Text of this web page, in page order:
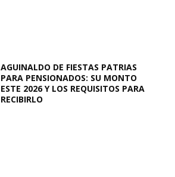
AGUINALDO DE FIESTAS PATRIAS
PARA PENSIONADOS: SU MONTO
ESTE 2026 Y LOS REQUISITOS PARA
RECIBIRLO